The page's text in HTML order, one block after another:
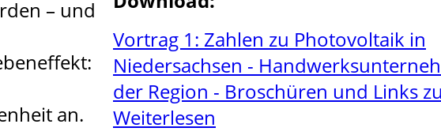
– und
an.
Vortrag 1: Zahlen zu Photovoltaik in
Niedersachsen -
der Region - Broschüren und Links
Weiterlesen